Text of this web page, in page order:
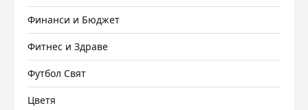
Финанси и Бюджет
Фитнес и Здраве
Футбол Свят
Цветя